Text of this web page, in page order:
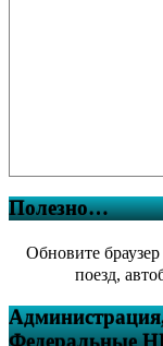
Полезно…
Обновите браузер
поезд,
Федеральные